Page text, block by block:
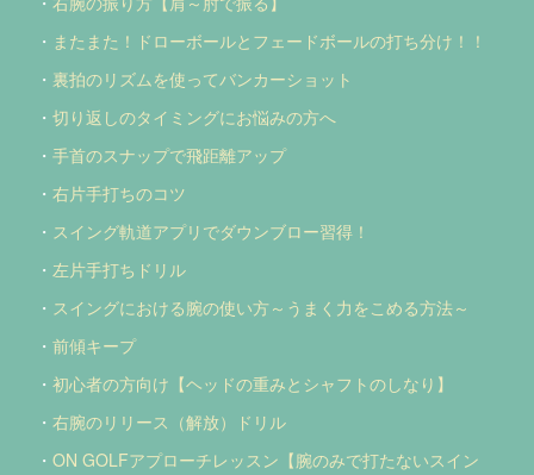
・ またまた！ドローボールとフェードボールの打ち分け！！
・ 裏拍のリズムを使ってバンカーショット
・ 切り返しのタイミングにお悩みの方へ
・ 手首のスナップで飛距離アップ
・ 右片手打ちのコツ
・ スイング軌道アプリでダウンブロー習得！
・ 左片手打ちドリル
・ スイングにおける腕の使い方～うまく力をこめる方法～
・ 前傾キープ
・ 初心者の方向け【ヘッドの重みとシャフトのしなり】
・ 右腕のリリース（解放）ドリル
・ ON GOLFアプローチレッスン【腕のみで打たないスイン